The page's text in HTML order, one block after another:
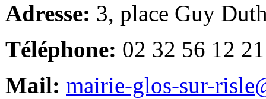
Adresse: 3, place Guy
Téléphone: 02 32 56 12 21
Mail: mairie-glos-sur-